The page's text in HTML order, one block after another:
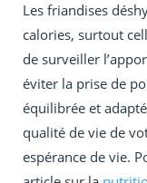
Les friandises
calories, surtout
de surveiller
éviter la prise de
équilibrée et
qualité de vie de
espérance de vie.